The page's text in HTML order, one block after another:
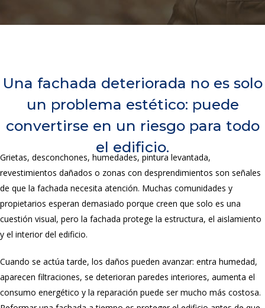
Una fachada deteriorada no es solo
un problema estético: puede
convertirse en un riesgo para todo
el edificio.
Grietas, desconchones, humedades, pintura levantada,
revestimientos dañados o zonas con desprendimientos son señales
de que la fachada necesita atención. Muchas comunidades y
propietarios esperan demasiado porque creen que solo es una
cuestión visual, pero la fachada protege la estructura, el aislamiento
y el interior del edificio.
Cuando se actúa tarde, los daños pueden avanzar: entra humedad,
aparecen filtraciones, se deterioran paredes interiores, aumenta el
consumo energético y la reparación puede ser mucho más costosa.